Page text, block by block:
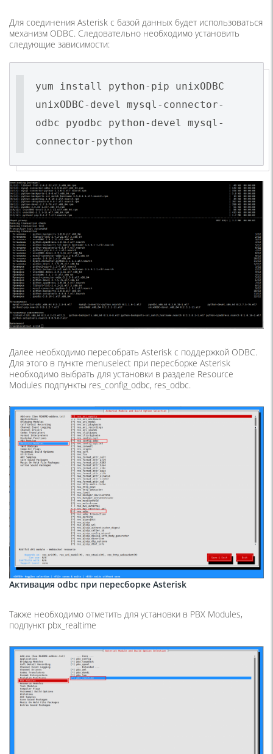
Для соединения Asterisk с базой данных будет использоваться
механизм ODBC. Следовательно необходимо установить
следующие зависимости:
yum install python-pip unixODBC
unixODBC-devel mysql-connector-
odbc pyodbc python-devel mysql-
connector-python
Далее необходимо пересобрать Asterisk с поддержкой ODBC.
Для этого в пункте menuselect при пересборке Asterisk
необходимо выбрать для установки в разделе Resource
Modules подпункты res_config_odbc, res_odbc.
Активация odbc при пересборке Asterisk
Также необходимо отметить для установки в PBX Modules,
подпункт pbx_realtime